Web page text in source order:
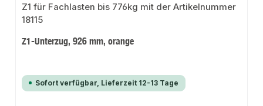
Z1-Unterzug, 926 mm, orange
Sofort verfügbar, Lieferzeit 12-13 Tage